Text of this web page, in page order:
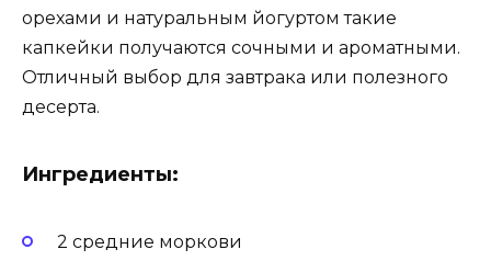
орехами и натуральным йогуртом такие
капкейки получаются сочными и ароматными.
Отличный выбор для завтрака или полезного
десерта.
Ингредиенты:
2 средние моркови